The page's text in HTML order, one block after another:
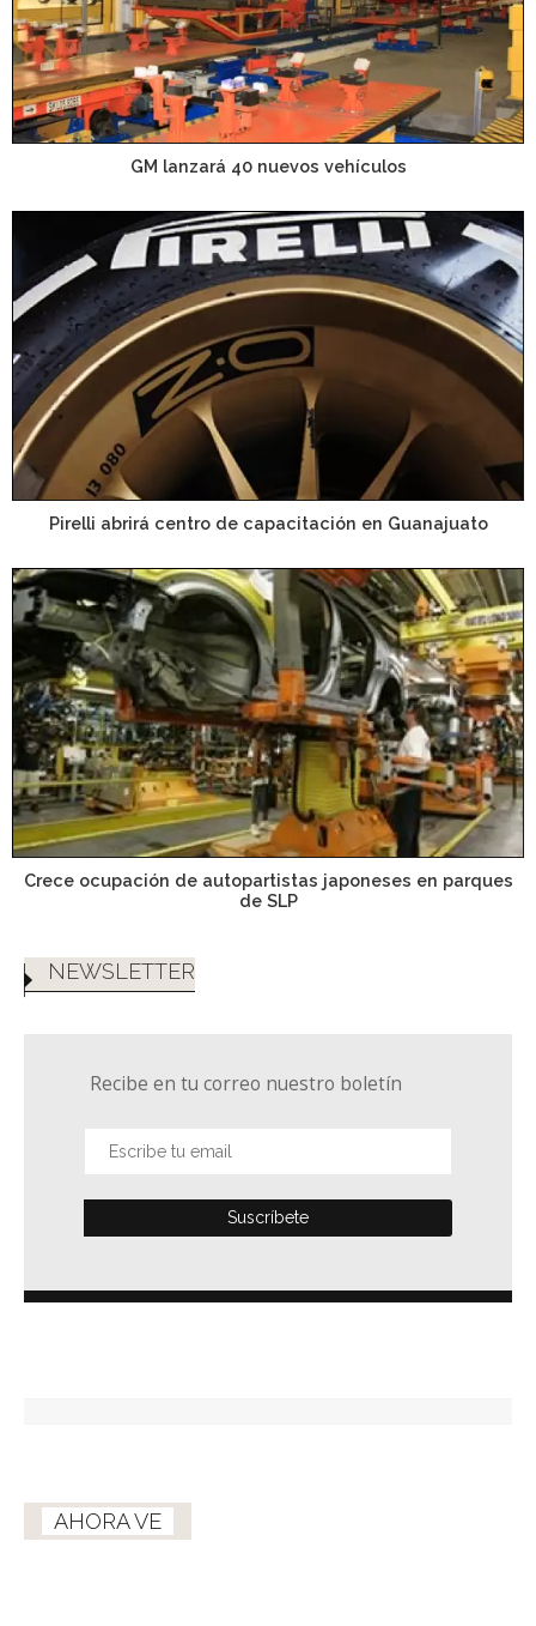
GM lanzará 40 nuevos vehículos
Pirelli abrirá centro de capacitación en Guanajuato
Crece ocupación de autopartistas japoneses en parques
de SLP
NEWSLETTER
Recibe en tu correo nuestro boletín
AHORA VE